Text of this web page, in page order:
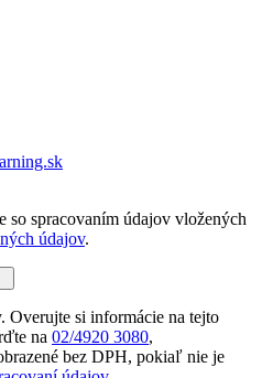
so spracovaním údajov vložených
údajov.
si informácie na tejto
na 02/4920 3080,
bez DPH, pokiaľ nie je